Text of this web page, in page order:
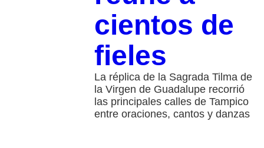
cientos de
fieles
La réplica de la Sagrada Tilma de
la Virgen de Guadalupe recorrió
las principales calles de Tampico
entre oraciones, cantos y danzas